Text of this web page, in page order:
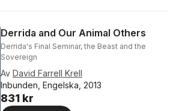
Derrida and Our Animal Others
Derrida's Final Seminar, the Beast and the
Sovereign
Av David Farrell Krell
Inbunden, Engelska, 2013
831 kr